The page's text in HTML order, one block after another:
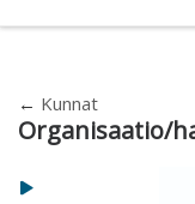
← Kunnat
Organisaatio/